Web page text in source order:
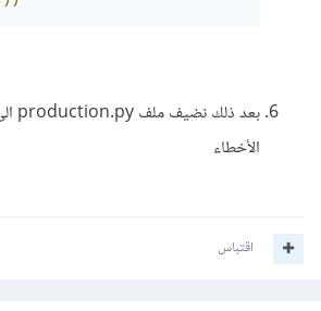
الأخطاء
اقتباس